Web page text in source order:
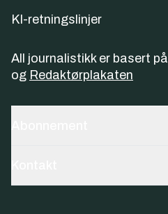
KI-retningslinjer
All journalistikk er basert på
og Redaktørplakaten